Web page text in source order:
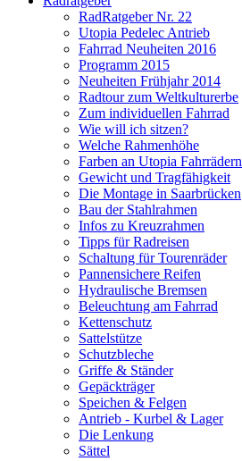
RadRatgeber Nr. 22
Utopia Pedelec Antrieb
Fahrrad Neuheiten 2016
Programm 2015
Neuheiten Frühjahr 2014
Radtour zum Weltkulturerbe
Zum individuellen Fahrrad
Wie will ich sitzen?
Welche Rahmenhöhe
Farben an Utopia Fahrrädern
Gewicht und Tragfähigkeit
Die Montage in Saarbrücken
Bau der Stahlrahmen
Infos zu Kreuzrahmen
Tipps für Radreisen
Schaltung für Tourenräder
Pannensichere Reifen
Hydraulische Bremsen
Beleuchtung am Fahrrad
Kettenschutz
Sattelstütze
Schutzbleche
Griffe & Ständer
Gepäckträger
Speichen & Felgen
Antrieb - Kurbel & Lager
Die Lenkung
Sättel